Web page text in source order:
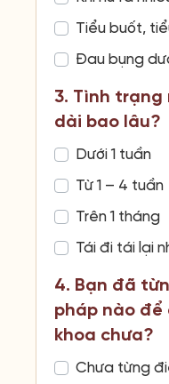
Tiểu buốt,
Đau bụng
3. Tình trạng
dài bao lâu?
Dưới 1 tuần
Từ 1 – 4 tuần
Trên 1 tháng
Tái đi tái lại
4. Bạn đã
pháp nào để
khoa chưa?
Chưa từng